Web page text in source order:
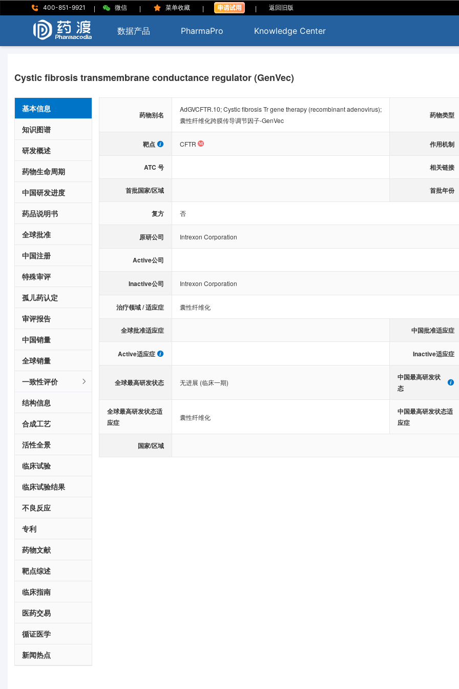
400-851-9921 | 微信 | 菜单收藏 | | 返回旧版
数据产品 PharmaPro Knowledge Center
Cystic fibrosis transmembrane conductance regulator (GenVec)
基本信息
知识图谱
研发概述
药物生命周期
中国研发进度
药品说明书
全球批准
中国注册
特殊审评
孤儿药认定
审评报告
中国销量
全球销量
一致性评价
结构信息
合成工艺
活性全景
临床试验
临床试验结果
不良反应
专利
药物文献
靶点综述
临床指南
医药交易
循证医学
新闻热点
药物别名
AdGVCFTR.10; Cystic fibrosis Tr gene therapy (recombinant adenovirus);
囊性纤维化跨膜传导调节因子-GenVec
药物类型
靶点 CFTR 作用机制
ATC 号 相关链接
首批国家/区域 首批年份
复方 否
原研公司 Intrexon Corporation
Active公司
Inactive公司 Intrexon Corporation
治疗领域 / 适应症 囊性纤维化
全球批准适应症 中国批准适应症
Active适应症 Inactive适应症
全球最高研发状态 无进展 (临床一期)
中国最高研发状
态
全球最高研发状态适
应症
囊性纤维化
中国最高研发状态适
应症
国家/区域